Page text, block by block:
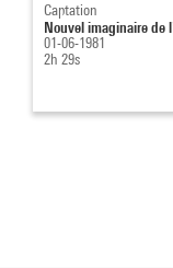
Captation
Nouvel imaginaire de
01-06-1981
2h 29s